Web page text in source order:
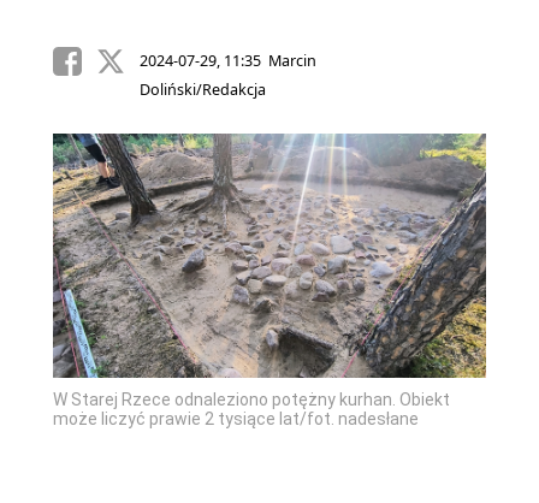
2024-07-29, 11:35 Marcin
Doliński/Redakcja
W Starej Rzece odnaleziono potężny kurhan. Obiekt
może liczyć prawie 2 tysiące lat/fot. nadesłane